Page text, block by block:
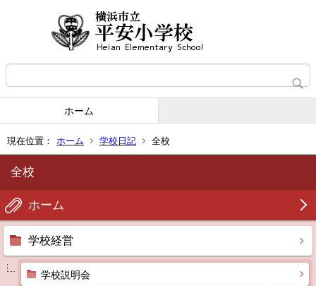
ホーム
現在位置： ホーム 学校日記 全校
全校
ホーム
学校経営
学校説明会